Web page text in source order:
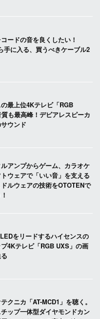
ードの音を良くしたい！
手に入る、買うべきケーブル2
最上位4Kテレビ「RGB
も最高峰！デビアレスピーカ
ウンド
アンプからゲーム、カラオケ
ウェアで「いい音」を支える
ルウェアの技術をOTOTENで
をリードするハイセンスの
4Kテレビ「RGB UXS」の画
クニカ「AT-MCD1」を聴く。
ップ一体型ダイヤモンドカン